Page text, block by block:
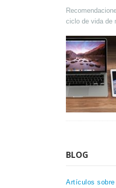
ciclo de vida de
BLOG
Artículos sobre